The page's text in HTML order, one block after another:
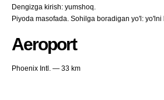
Dengizga kirish: yumshoq.
Piyoda masofada. Sohilga boradigan yo'l: yo'lni
Aeroport
Phoenix Intl. — 33 km